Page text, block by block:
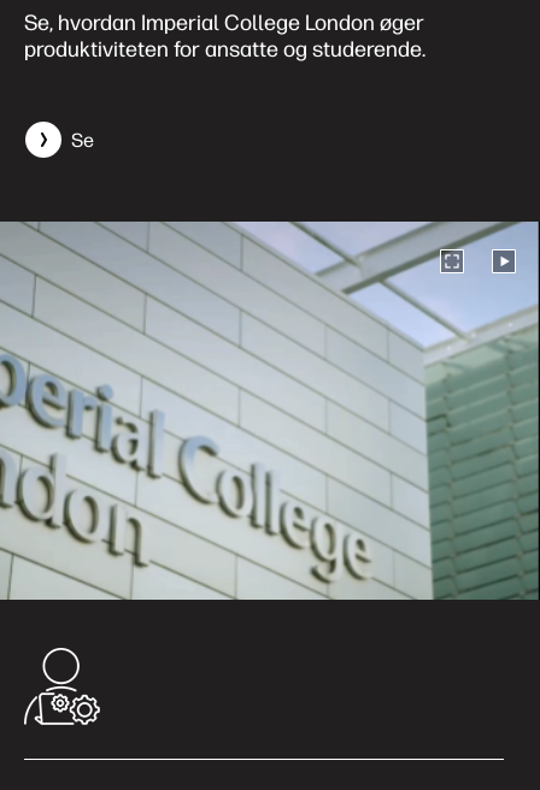
Se, hvordan Imperial College London øger
produktiviteten for ansatte og studerende.
Se